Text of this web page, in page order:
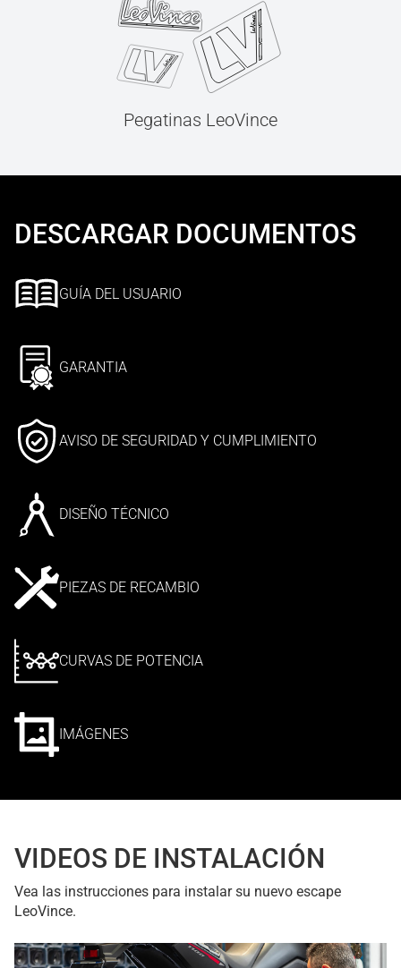
Pegatinas LeoVince
DESCARGAR DOCUMENTOS
GUÍA DEL USUARIO
GARANTIA
AVISO DE SEGURIDAD Y CUMPLIMIENTO
DISEÑO TÉCNICO
PIEZAS DE RECAMBIO
CURVAS DE POTENCIA
IMÁGENES
VIDEOS DE INSTALACIÓN
Vea las instrucciones para instalar su nuevo escape
LeoVince.